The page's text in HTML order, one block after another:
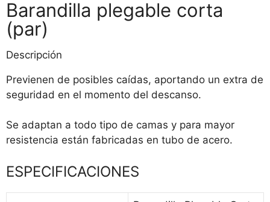
Barandilla plegable corta
(par)
Descripción
Previenen de posibles caídas, aportando un extra de
seguridad en el momento del descanso.
Se adaptan a todo tipo de camas y para mayor
resistencia están fabricadas en tubo de acero.
ESPECIFICACIONES